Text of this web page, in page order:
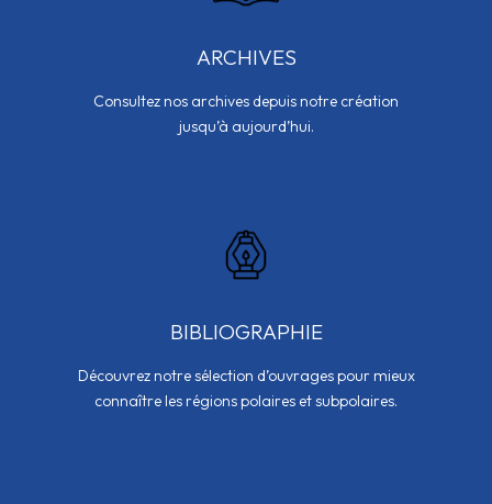
ARCHIVES
Consultez nos archives depuis notre création
jusqu’à aujourd’hui.
BIBLIOGRAPHIE
Découvrez notre sélection d’ouvrages pour mieux
connaître les régions polaires et subpolaires.